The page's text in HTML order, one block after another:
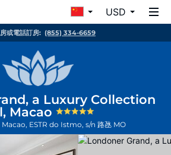
USD
或電話訂房: (855) 334-6659
a Luxury Collection
Macao
ESTR do Istmo, s/n 路氹 MO